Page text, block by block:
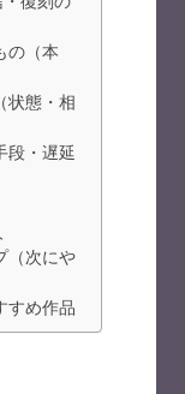
の（本
状態・相
段・遅延
（次にや
すめ作品